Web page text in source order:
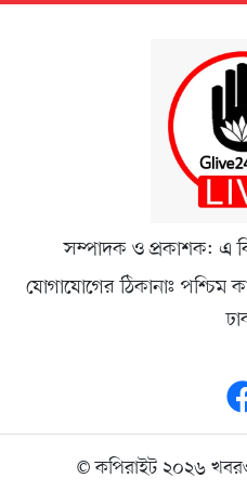
সম্পাদক ও প্রকাশক: এ
যোগাযোগের ঠিকানাঃ
© কপিরাইট ২০২৬